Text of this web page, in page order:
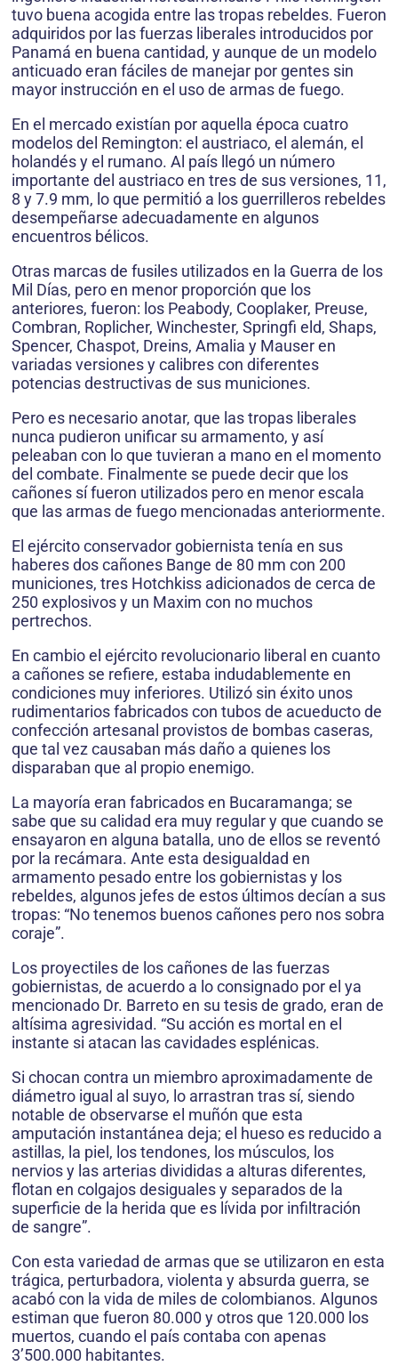
tuvo buena acogida entre las tropas rebeldes. Fueron
adquiridos por las fuerzas liberales introducidos por
Panamá en buena cantidad, y aunque de un modelo
anticuado eran fáciles de manejar por gentes sin
mayor instrucción en el uso de armas de fuego.
En el mercado existían por aquella época cuatro
modelos del Remington: el austriaco, el alemán, el
holandés y el rumano. Al país llegó un número
importante del austriaco en tres de sus versiones, 11,
8 y 7.9 mm, lo que permitió a los guerrilleros rebeldes
desempeñarse adecuadamente en algunos
encuentros bélicos.
Otras marcas de fusiles utilizados en la Guerra de los
Mil Días, pero en menor proporción que los
anteriores, fueron: los Peabody, Cooplaker, Preuse,
Combran, Roplicher, Winchester, Springfi eld, Shaps,
Spencer, Chaspot, Dreins, Amalia y Mauser en
variadas versiones y calibres con diferentes
potencias destructivas de sus municiones.
Pero es necesario anotar, que las tropas liberales
nunca pudieron unificar su armamento, y así
peleaban con lo que tuvieran a mano en el momento
del combate. Finalmente se puede decir que los
cañones sí fueron utilizados pero en menor escala
que las armas de fuego mencionadas anteriormente.
El ejército conservador gobiernista tenía en sus
haberes dos cañones Bange de 80 mm con 200
municiones, tres Hotchkiss adicionados de cerca de
250 explosivos y un Maxim con no muchos
pertrechos.
En cambio el ejército revolucionario liberal en cuanto
a cañones se refiere, estaba indudablemente en
condiciones muy inferiores. Utilizó sin éxito unos
rudimentarios fabricados con tubos de acueducto de
confección artesanal provistos de bombas caseras,
que tal vez causaban más daño a quienes los
disparaban que al propio enemigo.
La mayoría eran fabricados en Bucaramanga; se
sabe que su calidad era muy regular y que cuando se
ensayaron en alguna batalla, uno de ellos se reventó
por la recámara. Ante esta desigualdad en
armamento pesado entre los gobiernistas y los
rebeldes, algunos jefes de estos últimos decían a sus
tropas: “No tenemos buenos cañones pero nos sobra
coraje”.
Los proyectiles de los cañones de las fuerzas
gobiernistas, de acuerdo a lo consignado por el ya
mencionado Dr. Barreto en su tesis de grado, eran de
altísima agresividad. “Su acción es mortal en el
instante si atacan las cavidades esplénicas.
Si chocan contra un miembro aproximadamente de
diámetro igual al suyo, lo arrastran tras sí, siendo
notable de observarse el muñón que esta
amputación instantánea deja; el hueso es reducido a
astillas, la piel, los tendones, los músculos, los
nervios y las arterias divididas a alturas diferentes,
flotan en colgajos desiguales y separados de la
superficie de la herida que es lívida por infiltración
de sangre”.
Con esta variedad de armas que se utilizaron en esta
trágica, perturbadora, violenta y absurda guerra, se
acabó con la vida de miles de colombianos. Algunos
estiman que fueron 80.000 y otros que 120.000 los
muertos, cuando el país contaba con apenas
3’500.000 habitantes.